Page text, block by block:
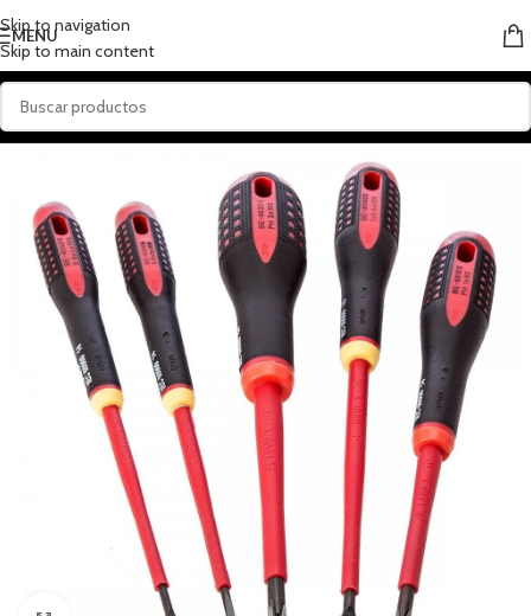
Skip to navigation
Skip to main content
MENU